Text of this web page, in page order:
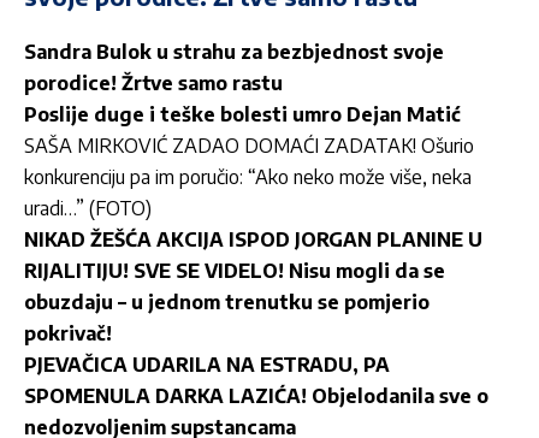
Sandra Bulok u strahu za bezbjednost svoje
porodice! Žrtve samo rastu
Poslije duge i teške bolesti umro Dejan Matić
SAŠA MIRKOVIĆ ZADAO DOMAĆI ZADATAK! Ošurio
konkurenciju pa im poručio: “Ako neko može više, neka
uradi…” (FOTO)
NIKAD ŽEŠĆA AKCIJA ISPOD JORGAN PLANINE U
RIJALITIJU! SVE SE VIDELO! Nisu mogli da se
obuzdaju – u jednom trenutku se pomjerio
pokrivač!
PJEVAČICA UDARILA NA ESTRADU, PA
SPOMENULA DARKA LAZIĆA! Objelodanila sve o
nedozvoljenim supstancama